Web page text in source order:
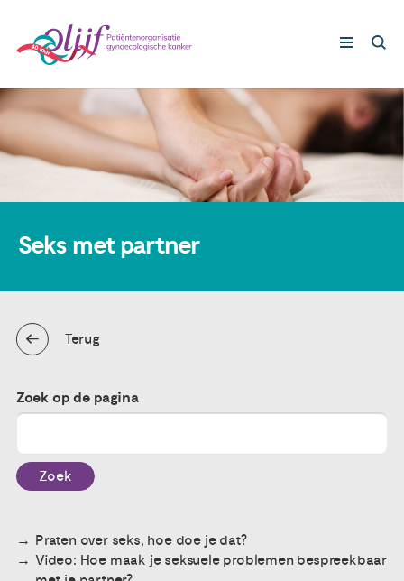
Nieuws
Agenda
Publicaties
Over ons
Gynaecologische kankers
Lotgenoten
Seks met partner
Terug
Zoek op de pagina
Zoek
Praten over seks, hoe doe je dat?
Video: Hoe maak je seksuele problemen bespreekbaar